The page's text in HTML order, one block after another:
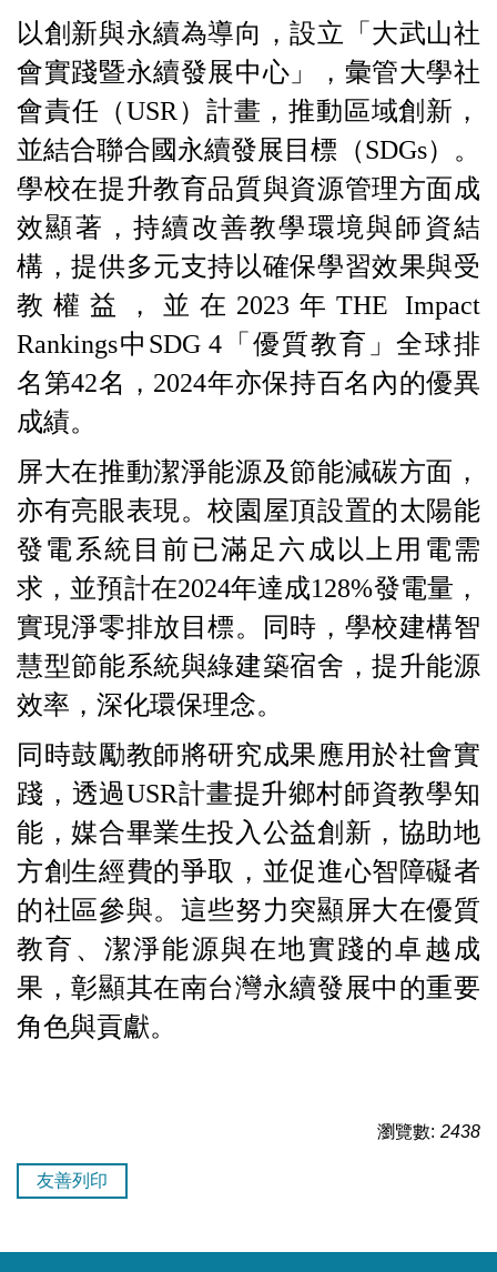
以創新與永續為導向 ，設立「大武山社
會實踐暨永續發展中心」，彙管大學社
會責任（USR）計畫，推動區域創新，
並結合聯合國永續發展目標（SDGs）。
學校在提升教育品質與資源管理方面成
效顯著，持續改善教學環境與師資結
構，提供多元支持以確保學習效果與受
教權益，並在2023年THE Impact
Rankings中SDG 4「優質教育」全球排
名第42名，2024年亦保持百名內的優異
成績。
屏大在推動潔淨能源及節能減碳方面，
亦有亮眼表現。校園屋頂設置的太陽能
發電系統目前已滿足六成以上用電需
求，並預計在2024年達成128%發電量，
實現淨零排放目標。同時，學校建構智
慧型節能系統與綠建築宿舍，提升能源
效率，深化環保理念。
同時鼓勵教師將研究成果應用於社會實
踐，透過USR計畫提升鄉村師資教學知
能，媒合畢業生投入公益創新，協助地
方創生經費的爭取，並促進心智障礙者
的社區參與。這些努力突顯屏大在優質
教育、潔淨能源與在地實踐的卓越成
果，彰顯其在南台灣永續發展中的重要
角色與貢獻。
瀏覽數: 2438
友善列印